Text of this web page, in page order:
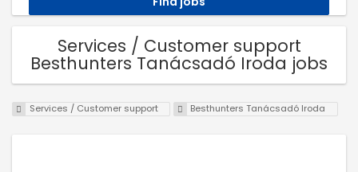
Services / Customer support
Besthunters Tanácsadó Iroda jobs
Services / Customer support Besthunters Tanácsadó Iroda